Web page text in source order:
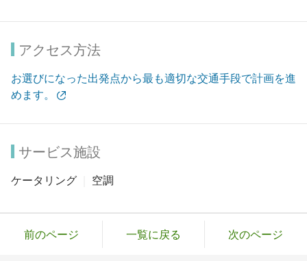
アクセス方法
お選びになった出発点から最も適切な交通手段で計画を進
めます。
サービス施設
ケータリング 空調
前のページ 一覧に戻る 次のページ